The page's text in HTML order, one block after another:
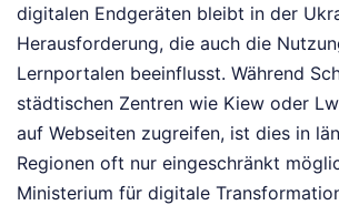
digitalen Endgeräten bleibt in der
Herausforderung, die auch die
Lernportalen beeinflusst. Während
städtischen Zentren wie Kiew oder
auf Webseiten zugreifen, ist dies in
Regionen oft nur eingeschränkt
Ministerium für digitale